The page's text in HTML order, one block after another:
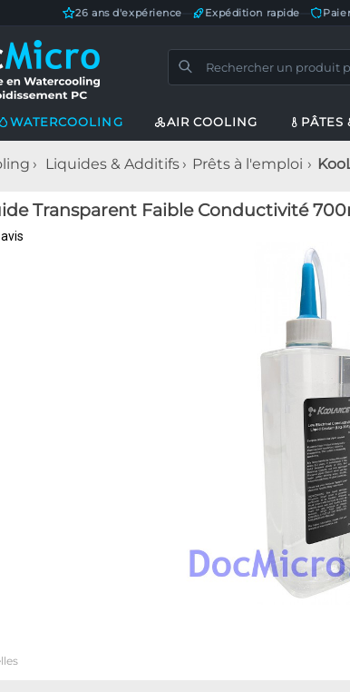
26 ans d'expérience Expédition rapide
WATERCOOLING AIR COOLING PÂTES
Liquides & Additifs Prêts à l'emploi
Transparent Faible Conductivité
avis